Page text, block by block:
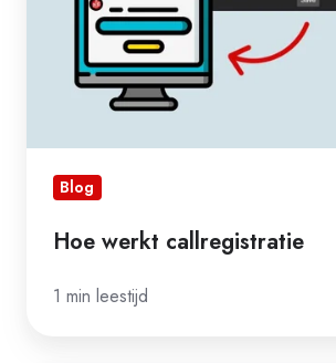
Blog
Hoe werkt callregistratie
1 min leestijd